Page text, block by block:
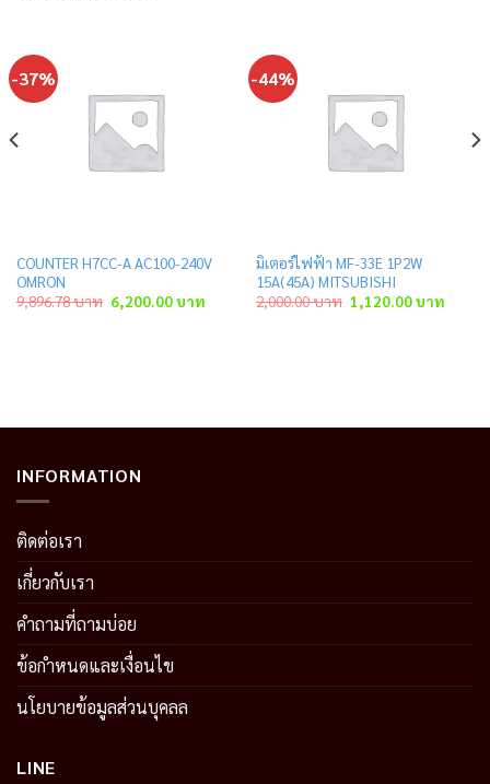
-37%
COUNTER H7CC-A AC100-240V
OMRON
9,896.78บาท Original
price
6,200.00บาทCurrent
price
-44%
มิเตอร์ไฟฟ้า MF-33E 1P2W
15A(45A) MITSUBISHI
2,000.00บาท Original
price
1,120.00บาท
price
INFORMATION
ติดต่อเรา
เกี่ยวกับเรา
คำถามที่ถามบ่อย
ข้อกำหนดและเงื่อนไข
นโยบายข้อมูลส่วนบุคลล
LINE